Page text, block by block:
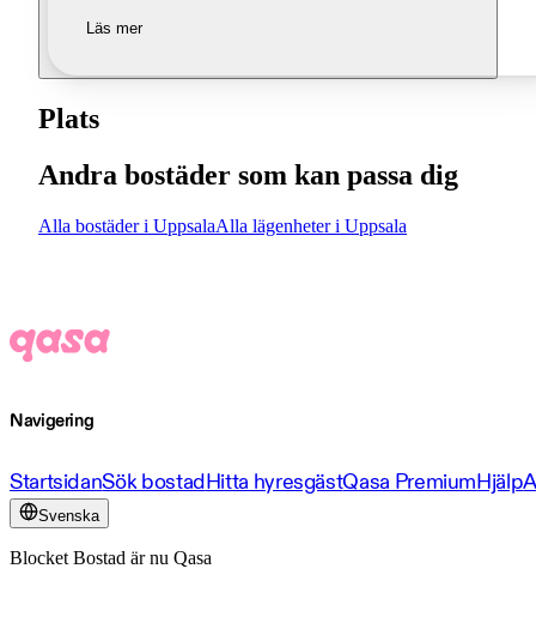
Läs mer
Plats
Andra bostäder som kan passa dig
Alla bostäder i UppsalaAlla lägenheter i Uppsala
Navigering
StartsidanSök bostadHitta hyresgästQasa PremiumHjälp
Svenska
Blocket Bostad är nu Qasa